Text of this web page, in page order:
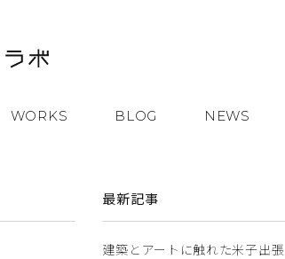
WORKS BLOG NEWS
最新記事
建築とアートに触れた米子出張